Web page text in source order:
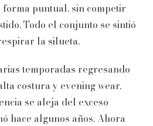
puntual, sin competir
Todo el conjunto se sintió
la silueta.
temporadas regresando
costura y evening wear,
se aleja del exceso
hace algunos años. Ahora